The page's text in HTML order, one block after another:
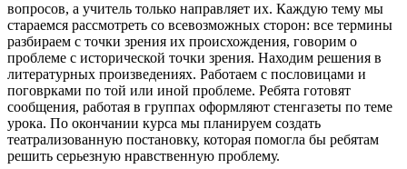
вопросов, а учитель только направляет их. Каждую тему мы
стараемся рассмотреть со всевозможных сторон: все термины
разбираем с точки зрения их происхождения, говорим о
проблеме с исторической точки зрения. Находим решения в
литературных произведениях. Работаем с пословицами и
поговрками по той или иной проблеме. Ребята готовят
сообщения, работая в группах оформляют стенгазеты по теме
урока. По окончании курса мы планируем создать
театрализованную постановку, которая помогла бы ребятам
решить серьезную нравственную проблему.